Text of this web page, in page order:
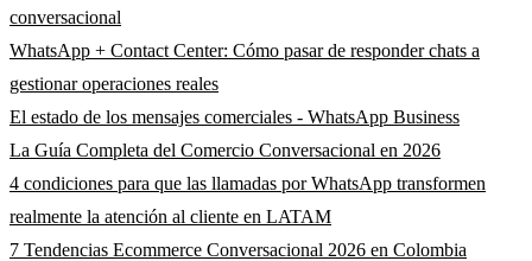
conversacional
WhatsApp + Contact Center: Cómo pasar de responder chats a
gestionar operaciones reales
El estado de los mensajes comerciales - WhatsApp Business
La Guía Completa del Comercio Conversacional en 2026
4 condiciones para que las llamadas por WhatsApp transformen
realmente la atención al cliente en LATAM
7 Tendencias Ecommerce Conversacional 2026 en Colombia